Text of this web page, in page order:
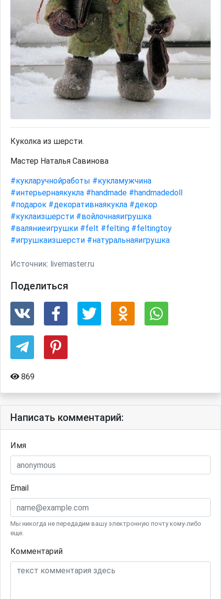
Куколка из шерсти.
Мастер Наталья Савинова
#кукларучнойработы #кукламужчина
#интерьернаякукла #handmade #handmadedoll
#подарок #декоративнаякукла #декор
#куклаизшерсти #войлочнаяигрушка
#валяниеигрушки #felt #felting #feltingtoy
#игрушкаизшерсти #натуральнаяигрушка
Источник: livemaster.ru
Поделиться
869
Написать комментарий:
Имя
Email
Мы никогда не передадим вашу электронную почту кому-либо
еще.
Комментарий